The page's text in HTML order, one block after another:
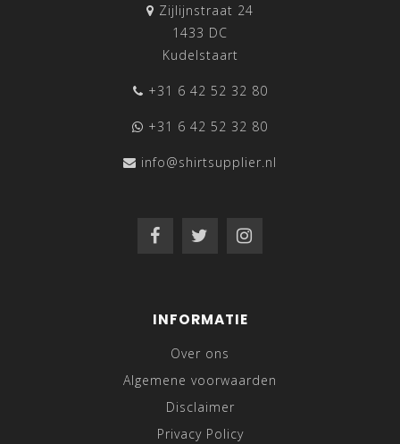
Zijlijnstraat 24
1433 DC
Kudelstaart
+31 6 42 52 32 80
+31 6 42 52 32 80
info@shirtsupplier.nl
INFORMATIE
Over ons
Algemene voorwaarden
Disclaimer
Privacy Policy